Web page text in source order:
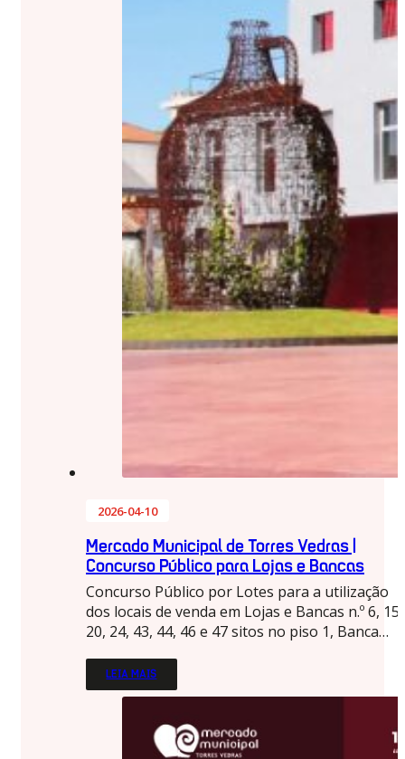
2026-04-10
Mercado Municipal de Torres Vedras |
Concurso Público para Lojas e Bancas
Concurso Público por Lotes para a utilização
dos locais de venda em Lojas e Bancas n.º 6, 15,
20, 24, 43, 44, 46 e 47 sitos no piso 1, Banca…
LEIA MAIS